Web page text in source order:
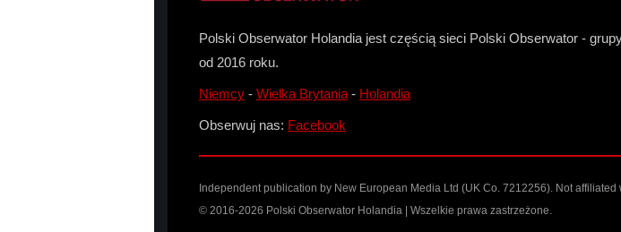
Polski Obserwator Holandia jest częścią sieci Polski Obserwator -
od 2016 roku.
Niemcy - Wielka Brytania - Holandia
Obserwuj nas: Facebook
Independent publication by New European Media Ltd (UK Co. 7212256). Not
© 2016-2026 Polski Obserwator Holandia | Wszelkie prawa zastrzeżone.